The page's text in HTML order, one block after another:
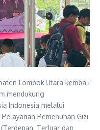
Lombok Utara kembali
mendukung
Indonesia melalui
Pemenuhan Gizi
Terluar dan